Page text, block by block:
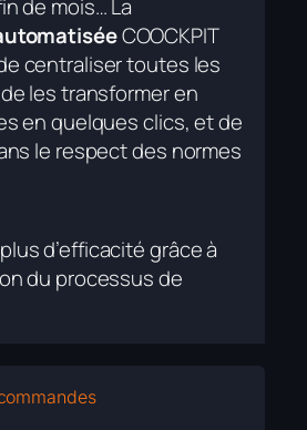
de mois… La
COOCKPIT
centraliser toutes les
les transformer en
en quelques clics, et de
le respect des normes
d’efficacité grâce à
du processus de